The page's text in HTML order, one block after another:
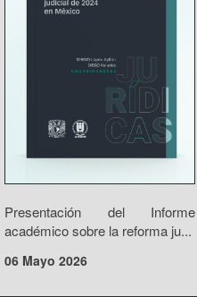
Presentación del Informe
académico sobre la reforma ju...
06 Mayo 2026